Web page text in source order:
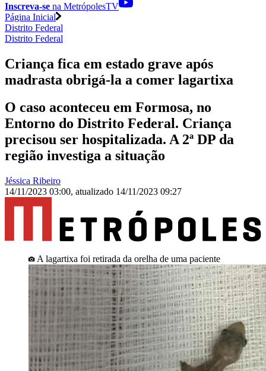
Inscreva-se na MetrópolesTV
Página Inicial
Distrito Federal
Distrito Federal
Criança fica em estado grave após
madrasta obrigá-la a comer lagartixa
O caso aconteceu em Formosa, no
Entorno do Distrito Federal. Criança
precisou ser hospitalizada. A 2ª DP da
região investiga a situação
Jéssica Ribeiro
14/11/2023 03:00, atualizado 14/11/2023 09:27
A lagartixa foi retirada da orelha de uma paciente